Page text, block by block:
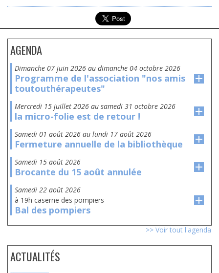
AGENDA
dimanche 07 juin 2026 au dimanche 04 octobre 2026
Programme de l'association "nos amis
toutouthérapeutes"
mercredi 15 juillet 2026 au samedi 31 octobre 2026
la micro-folie est de retour !
samedi 01 août 2026 au lundi 17 août 2026
Fermeture annuelle de la bibliothèque
samedi 15 août 2026
Brocante du 15 août annulée
samedi 22 août 2026
à 19h caserne des pompiers
Bal des pompiers
>> Voir tout l'agenda
ACTUALITÉS